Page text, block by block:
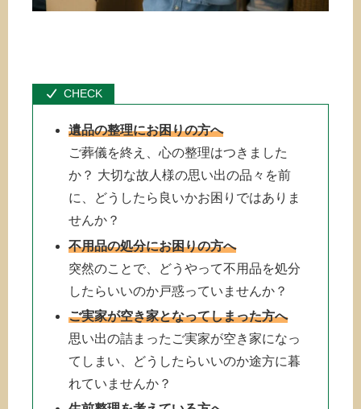
遺品の整理にお困りの方へ
ご葬儀を終え、心の整理はつきました
か？ 大切な故人様の思い出の品々を前
に、どうしたら良いかお困りではありま
せんか？
不用品の処分にお困りの方へ
突然のことで、どうやって不用品を処分
したらいいのか戸惑っていませんか？
ご実家が空き家となってしまった方へ
思い出の詰まったご実家が空き家になっ
てしまい、どうしたらいいのか途方に暮
れていませんか？